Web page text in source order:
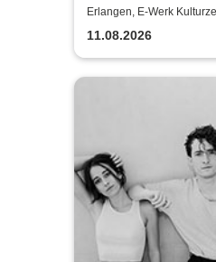
Erlangen, E-Werk
11.08.2026